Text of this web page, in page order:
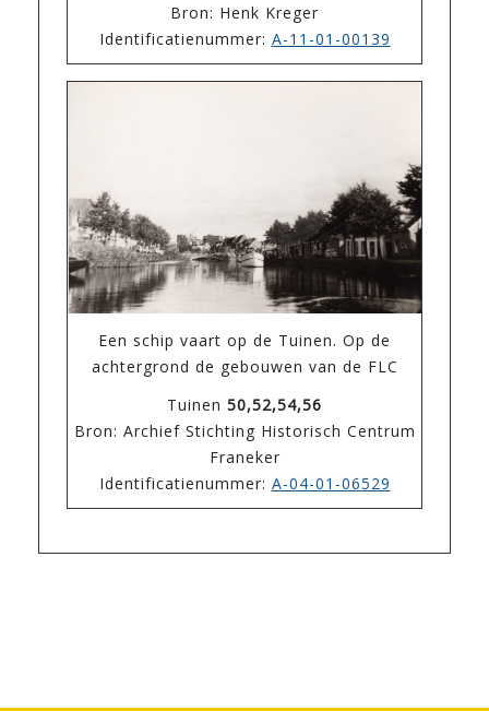
Bron: Henk Kreger
Identificatienummer: A-11-01-00139
Een schip vaart op de Tuinen. Op de
achtergrond de gebouwen van de FLC
Tuinen 50,52,54,56
Bron: Archief Stichting Historisch Centrum
Franeker
Identificatienummer: A-04-01-06529